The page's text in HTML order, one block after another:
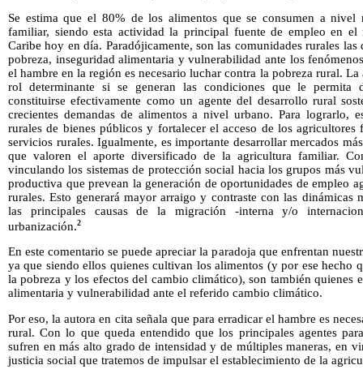
Se estima que el 80% de los alimentos que se consumen a
familiar, siendo esta actividad la principal fuente de empleo en
Caribe hoy en día. Paradójicamente, son las comunidades rurales
pobreza, inseguridad alimentaria y vulnerabilidad ante los
el hambre en la región es necesario luchar contra la pobreza rural.
rol determinante si se generan las condiciones que le permita
constituirse efectivamente como un agente del desarrollo rural
crecientes demandas de alimentos a nivel urbano. Para lograrlo,
rurales de bienes públicos y fortalecer el acceso de los
servicios rurales. Igualmente, es importante desarrollar mercados
que valoren el aporte diversificado de la agricultura familiar.
vinculando los sistemas de protección social hacia los grupos más
productiva que prevean la generación de oportunidades de empleo
rurales. Esto generará mayor arraigo y contraste con las dinámicas
las principales causas de la migración -interna y/o
urbanización.2
En este comentario se puede apreciar la paradoja que enfrentan
ya que siendo ellos quienes cultivan los alimentos (y por ese hecho
la pobreza y los efectos del cambio climático), son también quienes
alimentaria y vulnerabilidad ante el referido cambio climático.
Por eso, la autora en cita señala que para erradicar el hambre es
rural. Con lo que queda entendido que los principales agentes
sufren en más alto grado de intensidad y de múltiples maneras, en
justicia social que tratemos de impulsar el establecimiento de la